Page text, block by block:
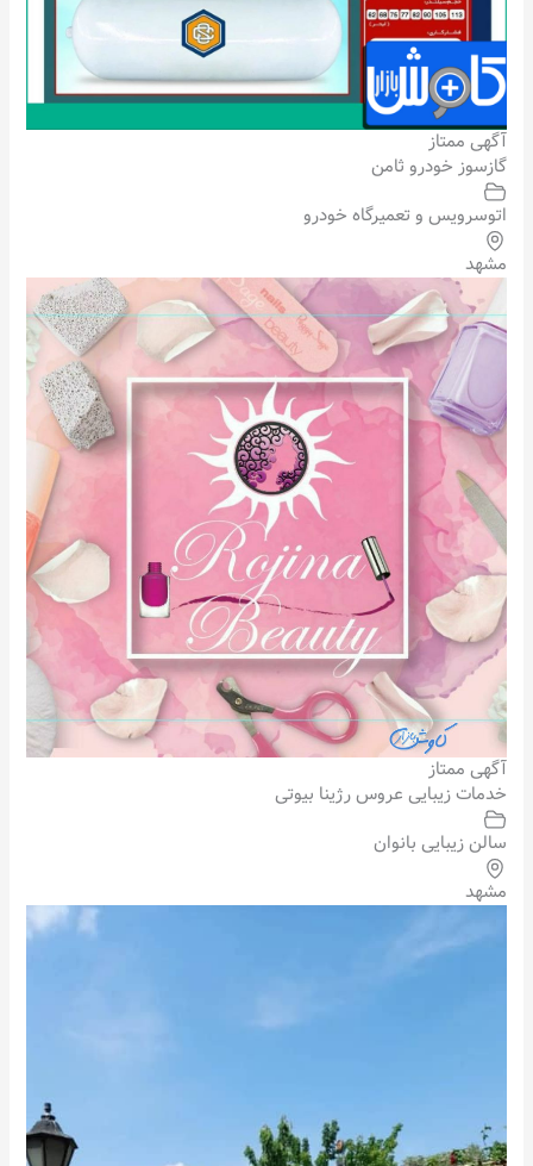
آگهی ممتاز
گازسوز خودرو ثامن
اتوسرویس و تعمیرگاه خودرو
مشهد
آگهی ممتاز
خدمات زیبایی عروس رژینا بیوتی
سالن زیبایی بانوان
مشهد